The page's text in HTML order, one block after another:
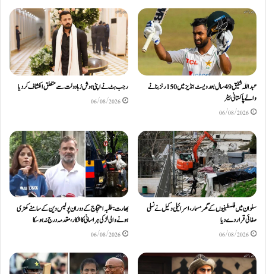
عبداللّٰہ شفیق 49 سال بعد ویسٹ انڈیز میں 150 رنز بنانے
والے پاکستانی بیٹر
06/08/2026
رجب بٹ نے اپنی ہوش رُبا دولت سے متعلق انکشاف کردیا
06/08/2026
سلوان میں فلسطینیوں کے گھر مسمار، اسرائیلی وکیل نے نسلی
صفائی قرار دے دیا
06/08/2026
بھارت: طلبہ احتجاج کے دوران پولیس وین کے سامنے کھڑی
ہونے والی لڑکی ہراسانی کا شکار، مقدمہ درج نہ ہوسکا
06/08/2026